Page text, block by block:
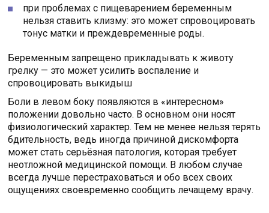
при проблемах с пищеварением беременным
нельзя ставить клизму: это может спровоцировать
тонус матки и преждевременные роды.
Беременным запрещено прикладывать к животу
грелку — это может усилить воспаление и
спровоцировать выкидыш
Боли в левом боку появляются в «интересном»
положении довольно часто. В основном они носят
физиологический характер. Тем не менее нельзя терять
бдительность, ведь иногда причиной дискомфорта
может стать серьёзная патология, которая требует
неотложной медицинской помощи. В любом случае
всегда лучше перестраховаться и обо всех своих
ощущениях своевременно сообщить лечащему врачу.